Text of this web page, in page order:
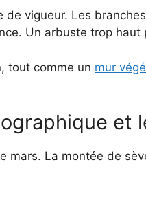
de vigueur. Les
Un arbuste trop
tout comme un mur
et
La montée de